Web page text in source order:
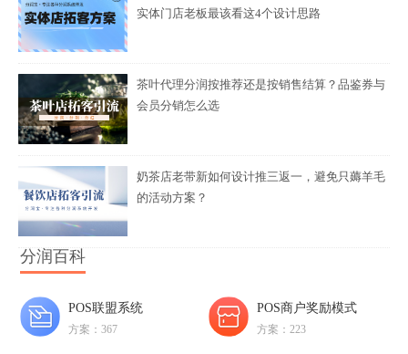
实体门店老板最该看这4个设计思路
茶叶代理分润按推荐还是按销售结算？品鉴券与
会员分销怎么选
奶茶店老带新如何设计推三返一，避免只薅羊毛
的活动方案？
分润百科
POS联盟系统
方案：367
POS商户奖励模式
方案：223